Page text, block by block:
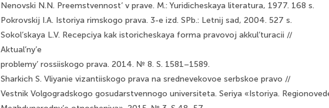
Nenovski N.N. Preemstvennost’ v prave. M.: Yuridicheskaya literatura, 1977. 168 s.
Pokrovskij I.A. Istoriya rimskogo prava. 3-e izd. SPb.: Letnij sad, 2004. 527 s.
Sokol’skaya L.V. Recepciya kak istoricheskaya forma pravovoj akkul’turacii //
Aktual’ny’e
problemy’ rossiiskogo prava. 2014. № 8. S. 1581–1589.
Sharkich S. Vliyanie vizantiiskogo prava na srednevekovoe serbskoe pravo //
Vestnik Volgogradskogo gosudarstvennogo universiteta. Seriya «Istoriya.